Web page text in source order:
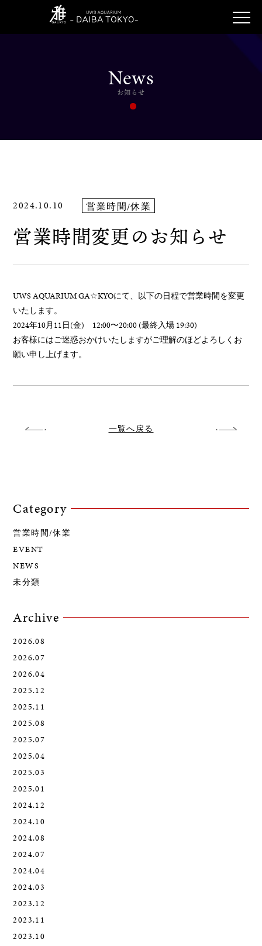
News
お知らせ
2024.10.10 営業時間/休業
営業時間変更のお知らせ
UWS AQUARIUM GA☆KYOにて、以下の日程で営業時間を変更
いたします。
2024年10月11日(金) 12:00〜20:00 (最終入場 19:30)
お客様にはご迷惑おかけいたしますがご理解のほどよろしくお
願い申し上げます。
一覧へ戻る
Category
営業時間/休業
EVENT
NEWS
未分類
Archive
2026.08
2026.07
2026.04
2025.12
2025.11
2025.08
2025.07
2025.04
2025.03
2025.01
2024.12
2024.10
2024.08
2024.07
2024.04
2024.03
2023.12
2023.11
2023.10